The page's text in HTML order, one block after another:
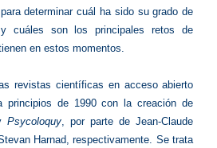
determinar cuál ha sido su grado de
y cuáles son los principales retos de
en estos momentos.
revistas científicas en acceso abierto
principios de 1990 con la creación de
Psycoloquy, por parte de Jean-Claude
Harnad, respectivamente. Se trata